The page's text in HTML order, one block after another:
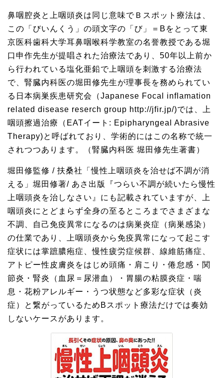
鼻咽腔炎と上咽頭炎は同じ意味でＢスポット療法は、
この「びいんくう」の頭文字の「び」＝Bをとって東
京医科歯科大学耳鼻咽喉科学教室の名誉教授である堀
口申作先生が提唱された治療法であり、50年以上前か
ら行われている塩化亜鉛で上咽頭を刺激する治療法
で、腎臓内科医の堀田修先生が理事長を務められてい
る日本病巣疾患研究会（Japanese Focal inflamation
related disease reserch group http://jfir.jp/)では、上
咽頭擦過治療（EATイート: Epipharyngeal Abrasive
Therapy)と呼ばれており、学術的にはこの名称で統一
されつつあります。（腎臓内科医 堀田修先生著書）
堀田修監修 / 扶桑社「慢性上咽頭炎を治せば不調が消
える」堀田修著/ あさ出版『つらい不調が続いたら慢性
上咽頭炎を治しなさい』にも記載されていますが、上
咽頭炎にとどまらず全身の至るところまでさまざまな
不調、自己免疫異常になるのは病巣炎症（病巣感染）
の仕業であり、上咽頭炎から免疫異常になって起こす
症状には掌蹠膿疱症、慢性疲労症候群、線維筋痛症、
アトピー性皮膚炎をはじめ頭痛・肩こり・倦怠感・関
節炎・腎炎（血尿＝尿潜血）・胃腸の粘膜炎症・喘
息・花粉アレルギー・うつ状態など多彩な症状（炎
症）と繋がっているためBスポット療法だけでは奏効
しないケースがあります。